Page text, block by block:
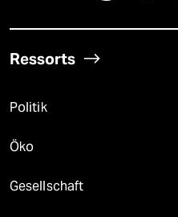
Ressorts
Politik
Öko
Gesellschaft